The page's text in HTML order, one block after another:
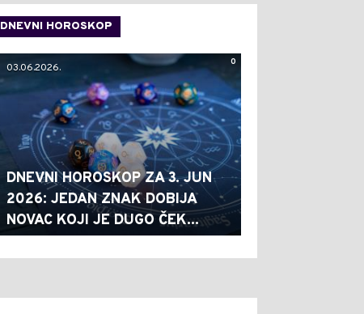
DNEVNI HOROSKOP
0
03.06.2026.
DNEVNI HOROSKOP ZA 3. JUN
2026: JEDAN ZNAK DOBIJA
NOVAC KOJI JE DUGO ČEK...